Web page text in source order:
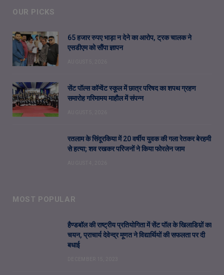
OUR PICKS
65 हजार रुपए भाड़ा न देने का आरोप, ट्रक चालक ने
एसडीएम को सौंपा ज्ञापन
सेंट पॉल्स कॉन्वेंट स्कूल में छात्र परिषद का शपथ ग्रहण
समारोह गरिमामय माहौल में संपन्न
रतलाम के सिंदूरकिया में 20 वर्षीय युवक की गला रेतकर बेरहमी
से हत्या; शव रखकर परिजनों ने किया फोरलेन जाम
MOST POPULAR
हैण्डबॉल की राष्ट्रीय प्रतियोगिता में सेंट पॉल के खिलाडिय़ों का
चयन, प्राचार्य देवेन्द्र मूणत ने विद्यार्थियों की सफलता पर दी
बधाई